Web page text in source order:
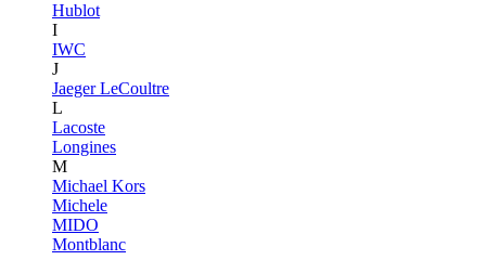
Hublot
I
IWC
J
Jaeger LeCoultre
L
Lacoste
Longines
M
Michael Kors
Michele
MIDO
Montblanc